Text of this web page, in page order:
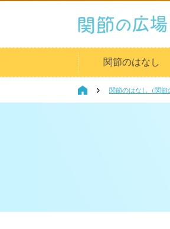
関節のはなし
関節のはなし（関節